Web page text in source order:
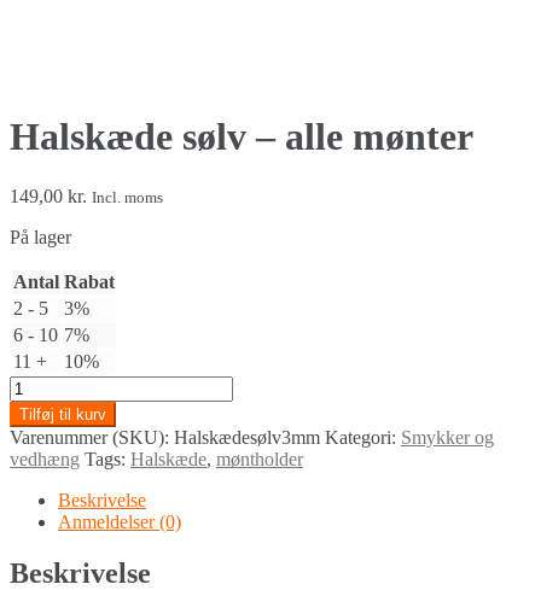
Halskæde sølv – alle mønter
149,00 kr. Incl. moms
På lager
Antal Rabat
2 - 5
3%
6 - 10 7%
11 +
10%
Halskæde
sølv
-
alle
mønter
quantity
Tilføj til kurv
Varenummer (SKU): Halskædesølv3mm Kategori: Smykker og
vedhæng Tags: Halskæde, møntholder
Beskrivelse
Anmeldelser (0)
Beskrivelse